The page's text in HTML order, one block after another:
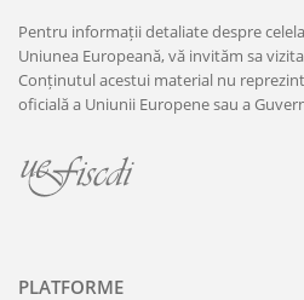
Pentru informații detaliate despre
Uniunea Europeană, vă invităm sa
Conținutul acestui material nu
oficială a Uniunii Europene sau a
PLATFORME